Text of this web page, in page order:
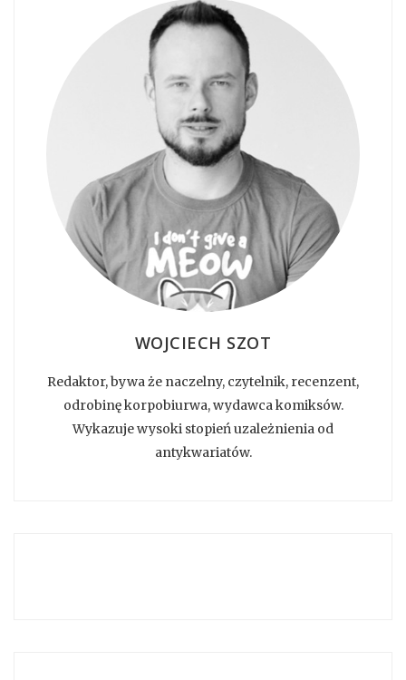
WOJCIECH SZOT
Redaktor, bywa że naczelny, czytelnik, recenzent,
odrobinę korpobiurwa, wydawca komiksów.
Wykazuje wysoki stopień uzależnienia od
antykwariatów.